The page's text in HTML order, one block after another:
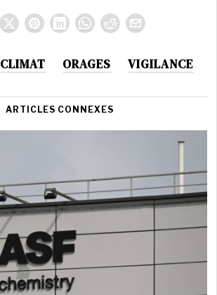
CLIMAT ORAGES VIGILANCE
ARTICLES CONNEXES